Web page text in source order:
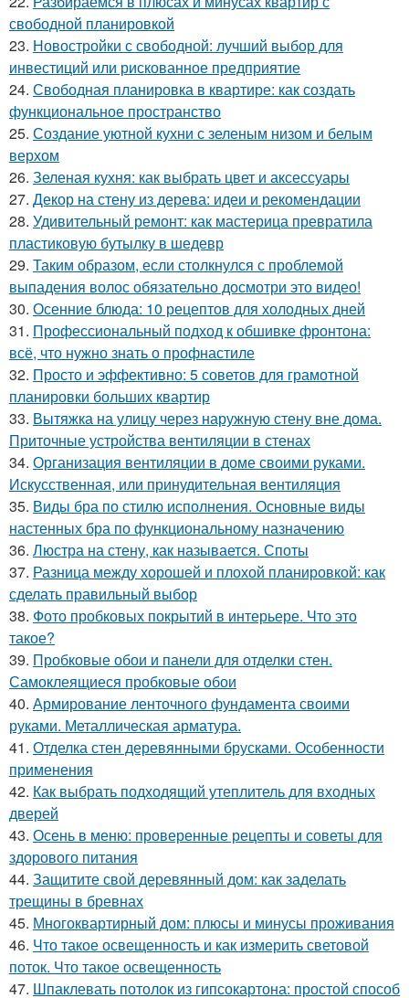
свободной планировкой
23. Новостройки с свободной: лучший выбор для
инвестиций или рискованное предприятие
24. Свободная планировка в квартире: как создать
функциональное пространство
25. Создание уютной кухни с зеленым низом и белым
верхом
26. Зеленая кухня: как выбрать цвет и аксессуары
27. Декор на стену из дерева: идеи и рекомендации
28. Удивительный ремонт: как мастерица превратила
пластиковую бутылку в шедевр
29. Таким образом, если столкнулся с проблемой
выпадения волос обязательно досмотри это видео!
30. Осенние блюда: 10 рецептов для холодных дней
31. Профессиональный подход к обшивке фронтона:
всё, что нужно знать о профнастиле
32. Просто и эффективно: 5 советов для грамотной
планировки больших квартир
33. Вытяжка на улицу через наружную стену вне дома.
Приточные устройства вентиляции в стенах
34. Организация вентиляции в доме своими руками.
Искусственная, или принудительная вентиляция
35. Виды бра по стилю исполнения. Основные виды
настенных бра по функциональному назначению
36. Люстра на стену, как называется. Споты
37. Разница между хорошей и плохой планировкой: как
сделать правильный выбор
38. Фото пробковых покрытий в интерьере. Что это
такое?
39. Пробковые обои и панели для отделки стен.
Самоклеящиеся пробковые обои
40. Армирование ленточного фундамента своими
руками. Металлическая арматура.
41. Отделка стен деревянными брусками. Особенности
применения
42. Как выбрать подходящий утеплитель для входных
дверей
43. Осень в меню: проверенные рецепты и советы для
здорового питания
44. Защитите свой деревянный дом: как заделать
трещины в бревнах
45. Многоквартирный дом: плюсы и минусы проживания
46. Что такое освещенность и как измерить световой
поток. Что такое освещенность
47. Шпаклевать потолок из гипсокартона: простой способ